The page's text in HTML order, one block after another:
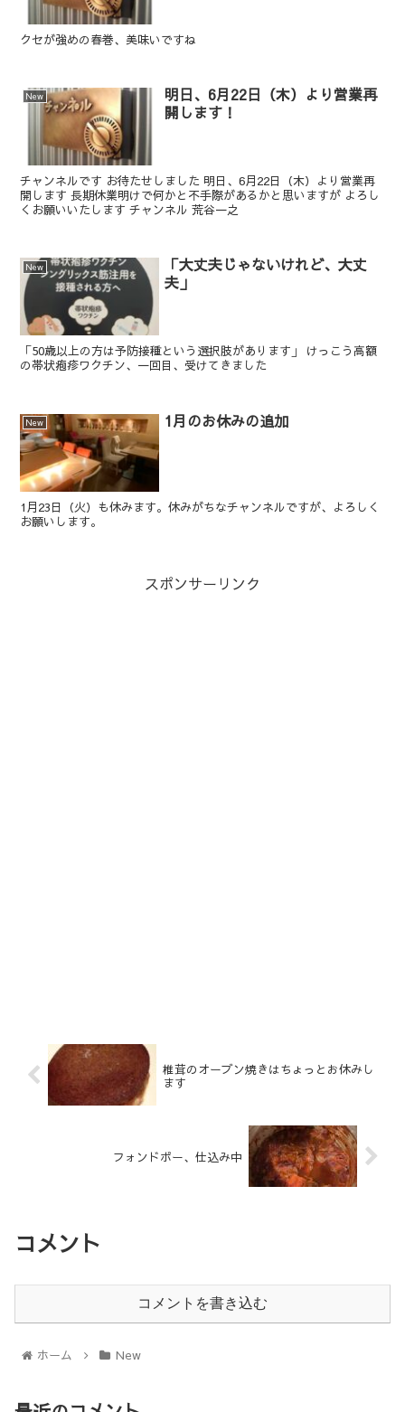
クセが強めの春巻、美味いですね
New
明日、6月22日（木）より営業再
開します！
チャンネルです お待たせしました 明日、6月22日（木）より営業再
開します 長期休業明けで何かと不手際があるかと思いますが よろし
くお願いいたします チャンネル 荒谷一之
New
「大丈夫じゃないけれど、大丈
夫」
「50歳以上の方は予防接種という選択肢があります」 けっこう高額
の帯状疱疹ワクチン、一回目、受けてきました
New 1月のお休みの追加
1月23日（火）も休みます。休みがちなチャンネルですが、よろしく
お願いします。
スポンサーリンク
椎茸のオーブン焼きはちょっとお休みし
ます
フォンドボー、仕込み中
コメント
コメントを書き込む
ホーム New